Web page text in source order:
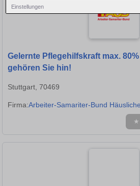
Einstellungen
Gelernte Pflegehilfskraft max.
gehören Sie hin!
Stuttgart, 70469
Firma:Arbeiter-Samariter-Bund
★